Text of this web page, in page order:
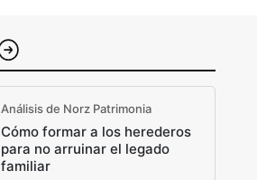
Análisis de Norz Patrimonia
Cómo formar a los herederos
para no arruinar el legado
familiar